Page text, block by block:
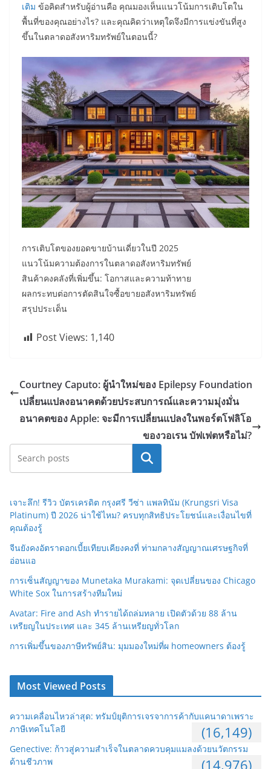
เติม ข้อคิดสำหรับผู้อ่านคือ คุณมองเห็นแนวโน้มการเติบโตใน
พื้นที่ของคุณอย่างไร? และคุณคิดว่าเหตุใดจึงมีการแข่งขันที่สูง
ขึ้นในตลาดอสังหาริมทรัพย์ในตอนนี้?
การเติบโตของยอดขายบ้านเดี่ยวในปี 2025
แนวโน้มความต้องการในตลาดอสังหาริมทรัพย์
สินค้าคงคลังที่เพิ่มขึ้น: โอกาสและความท้าทาย
ผลกระทบต่อการตัดสินใจซื้อขายอสังหาริมทรัพย์
สรุปประเด็น
Post Views: 1,140
Courtney Caputo: ผู้นำใหม่ของ Epilepsy Foundation
เปลี่ยนแปลงอนาคตด้วยประสบการณ์และความมุ่งมั่น
อนาคตของ Apple: จะมีการเปลี่ยนแปลงในพอร์ตโฟลิโอ
ของวอเรน บัฟเฟตหรือไม่?
Search
เจาะลึก! รีวิว บัตรเครดิต กรุงศรี วีซ่า แพลทินัม (Krungsri Visa
Platinum) ปี 2026 น่าใช้ไหม? ครบทุกสิทธิประโยชน์และเงื่อนไขที่
คุณต้องรู้
จีนยังคงอัตราดอกเบี้ยเทียบเคียงคงที่ ท่ามกลางสัญญาณเศรษฐกิจที่
อ่อนแอ
การเซ็นสัญญาของ Munetaka Murakami: จุดเปลี่ยนของ Chicago
White Sox ในการสร้างทีมใหม่
Avatar: Fire and Ash ทำรายได้ถล่มทลาย เปิดตัวด้วย 88 ล้าน
เหรียญในประเทศ และ 345 ล้านเหรียญทั่วโลก
การเพิ่มขึ้นของภาษีทรัพย์สิน: มุมมองใหม่ที่ผ homeowners ต้องรู้
Most Viewed Posts
ความเคลื่อนไหวล่าสุด: ทรัมป์ยุติการเจรจาการค้ากับแคนาดาเพราะ
ภาษีเทคโนโลยี
(16,149)
Genective: ก้าวสู่ความสำเร็จในตลาดควบคุมแมลงด้วยนวัตกรรม
ด้านชีวภาพ
(14,976)